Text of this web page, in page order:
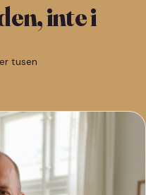
inte i
tusen